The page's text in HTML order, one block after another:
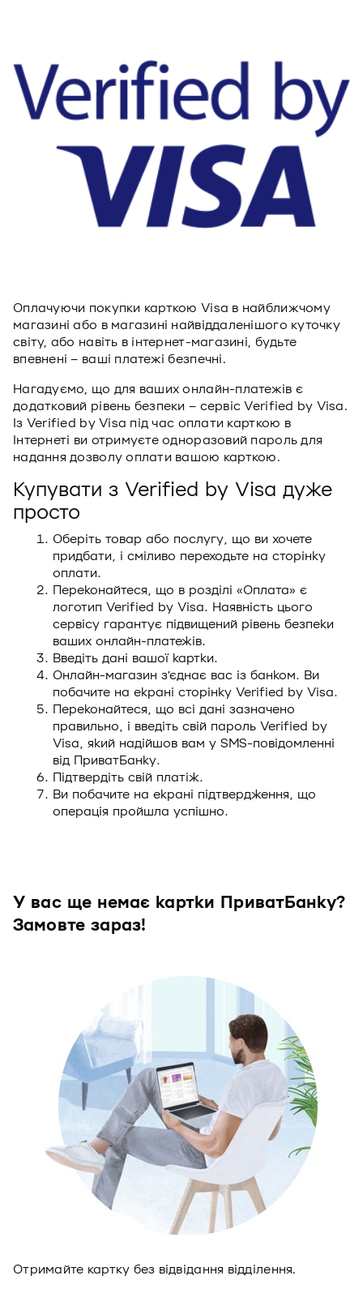
Оплачуючи покупки карткою Visa в найближчому
магазині або в магазині найвіддаленішого куточку
світу, або навіть в інтернет-магазині, будьте
впевнені – ваші платежі безпечні.
Нагадуємо, що для ваших онлайн-платежів є
додатковий рівень безпеки – сервіс Verified by Visa.
Із Verified by Visa під час оплати карткою в
Інтернеті ви отримуєте одноразовий пароль для
надання дозволу оплати вашою карткою.
Купувати з Verified by Visa дуже
просто
Оберіть товар або послугу, що ви хочете
придбати, і сміливо переходьте на сторінку
оплати.
Переконайтеся, що в розділі «Оплата» є
логотип Verified by Visa. Наявність цього
сервісу гарантує підвищений рівень безпеки
ваших онлайн-платежів.
Введіть дані вашої картки.
Онлайн-магазин з’єднає вас із банком. Ви
побачите на екрані сторінку Verified by Visa.
Переконайтеся, що всі дані зазначено
правильно, і введіть свій пароль Verified by
Visa, який надійшов вам у SMS-повідомленні
від ПриватБанку.
Підтвердіть свій платіж.
Ви побачите на екрані підтвердження, що
операція пройшла успішно.
У вас ще немає картки ПриватБанку?
Замовте зараз!
Отримайте картку без відвідання відділення.